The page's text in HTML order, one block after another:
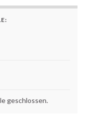
geschlossen.